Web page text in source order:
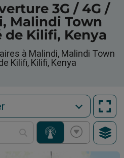
3G / 4G /
Malindi Town
de Kilifi, Kenya
à Malindi, Malindi Town
Kilifi, Kilifi, Kenya